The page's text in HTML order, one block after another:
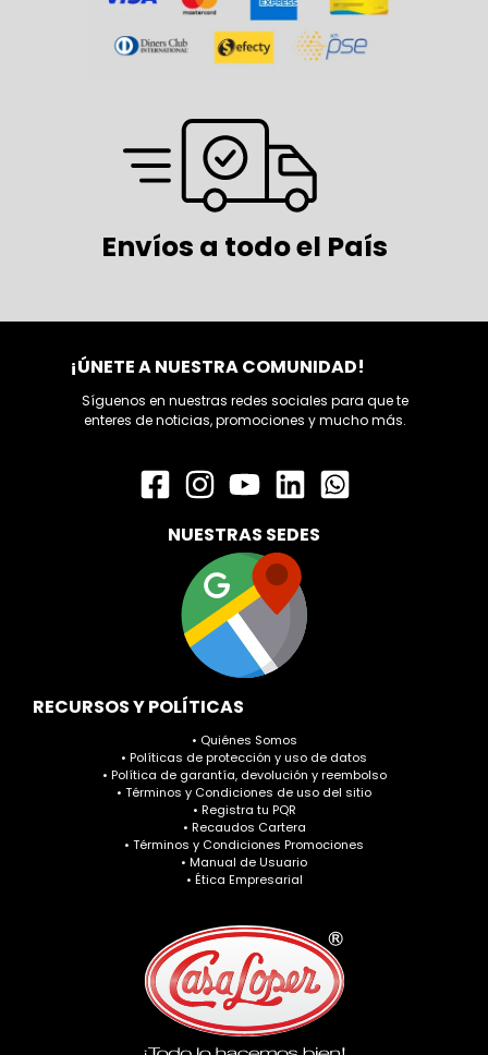
Envíos a todo el País
¡ÚNETE A NUESTRA COMUNIDAD!
Síguenos en nuestras redes sociales para que te
enteres de noticias, promociones y mucho más.
NUESTRAS SEDES
RECURSOS Y POLÍTICAS
• Quiénes Somos
• Políticas de protección y uso de datos
• Política de garantía, devolución y reembolso
• Términos y Condiciones de uso del sitio
• Registra tu PQR
• Recaudos Cartera
• Términos y Condiciones Promociones
• Manual de Usuario
• Ética Empresarial